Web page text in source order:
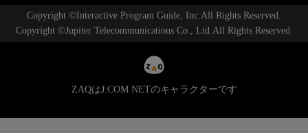
Copyright ©Interactive Program Guide, Inc.All Rights Reserved.
Copyright ©Jupiter Telecommunications Co., Ltd.All Rights Reserved.
ZAQはJ:COM NETのキャラクターです